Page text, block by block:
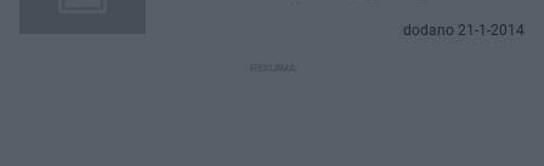
dodano 21-1-2014